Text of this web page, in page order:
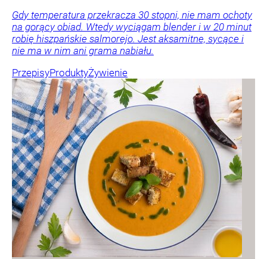
Gdy temperatura przekracza 30 stopni, nie mam ochoty
na gorący obiad. Wtedy wyciągam blender i w 20 minut
robię hiszpańskie salmorejo. Jest aksamitne, sycące i
nie ma w nim ani grama nabiału.
PrzepisyProduktyŻywienie